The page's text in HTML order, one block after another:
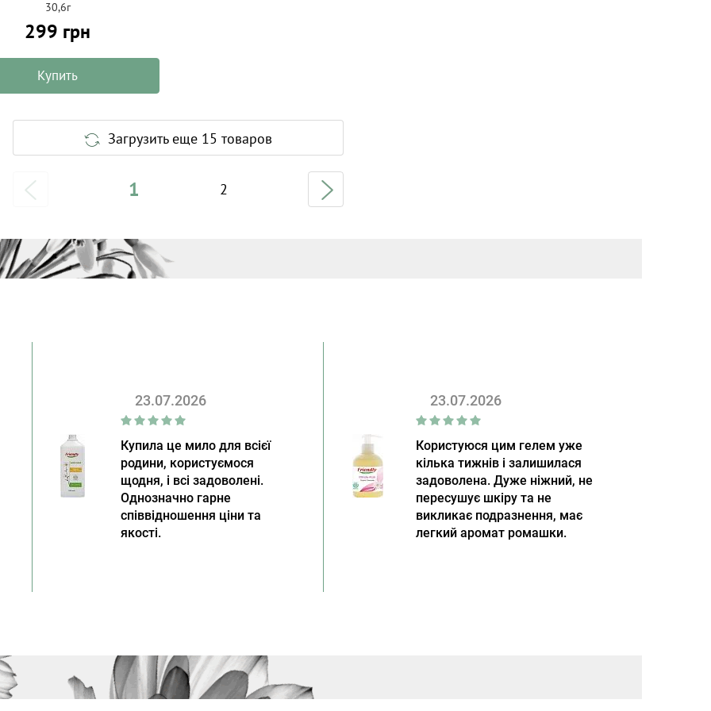
30,6г
299 грн
Купить
Загрузить еще 15 товаров
1 2
23.07.2026
Купила це мило для всієї
родини, користуємося
щодня, і всі задоволені.
Однозначно гарне
співвідношення ціни та
якості.
23.07.2026
Користуюся цим гелем уже
кілька тижнів і залишилася
задоволена. Дуже ніжний, не
пересушує шкіру та не
викликає подразнення, має
легкий аромат ромашки.